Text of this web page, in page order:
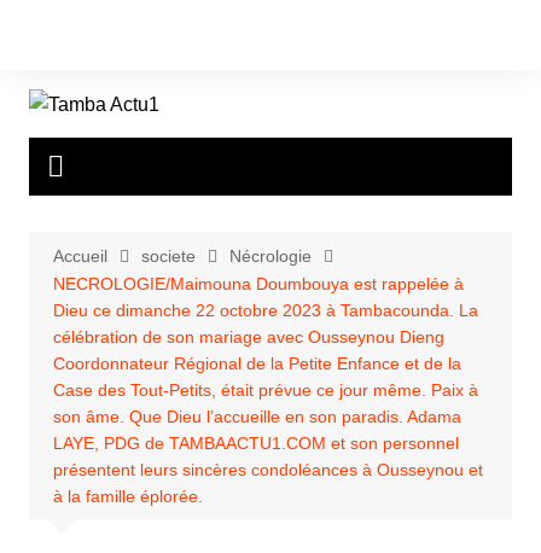
Accueil societe
Nécrologie
NECROLOGIE/Maimouna Doumbouya est rappelée à
Dieu ce dimanche 22 octobre 2023 à Tambacounda. La
célébration de son mariage avec Ousseynou Dieng
Coordonnateur Régional de la Petite Enfance et de la
Case des Tout-Petits, était prévue ce jour même. Paix à
son âme. Que Dieu l’accueille en son paradis. Adama
LAYE, PDG de TAMBAACTU1.COM et son personnel
présentent leurs sincères condoléances à Ousseynou et
à la famille éplorée.